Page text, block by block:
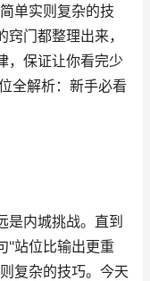
单实则复杂的技
门都整理出来，
，保证让你看完少
全解析：新手必看
是内城挑战。直到
"站位比输出更重
复杂的技巧。今天